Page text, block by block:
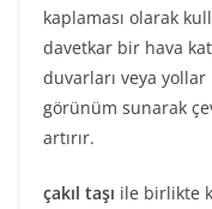
kaplaması olarak
davetkar bir hava
duvarları veya
görünüm sunarak
artırır.
çakıl taşı ile birlikte